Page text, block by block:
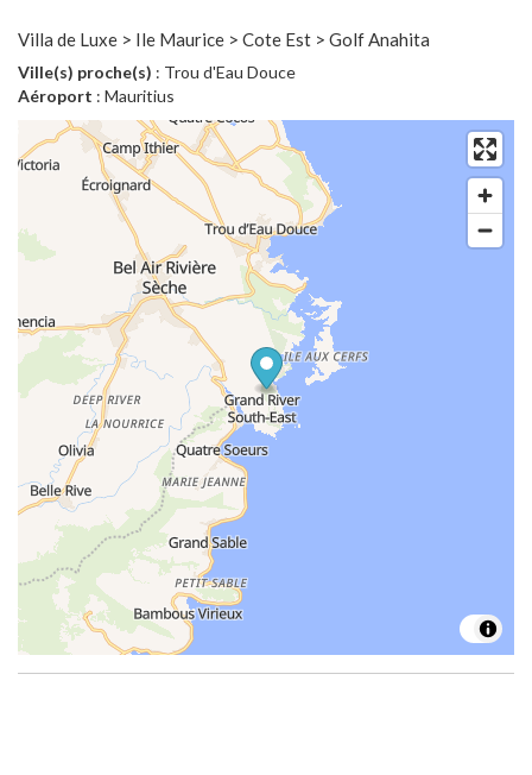
Villa de Luxe > Ile Maurice > Cote Est > Golf Anahita
Ville(s) proche(s) : Trou d'Eau Douce
Aéroport : Mauritius